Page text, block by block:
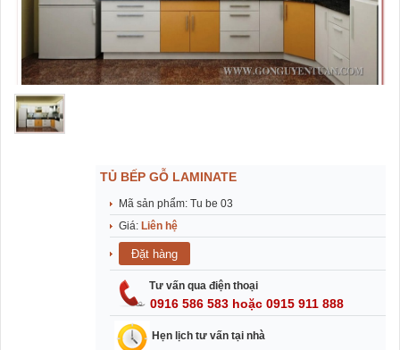
TỦ BẾP GỖ LAMINATE
Mã sản phẩm: Tu be 03
Giá: Liên hệ
Tư vấn qua điện thoại
0916 586 583 hoặc 0915 911 888
Hẹn lịch tư vấn tại nhà